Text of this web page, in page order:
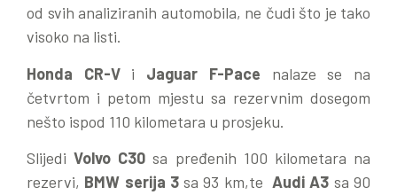
od svih analiziranih automobila, ne čudi što je tako
visoko na listi.
Honda CR-Vi Jaguar F-Pace nalaze se na
četvrtom i petom mjestu sa rezervnim dosegom
nešto ispod 110 kilometara u prosjeku.
SlijediVolvo C30 sa pređenih 100 kilometara na
rezervi, BMW serija 3sa 93 km,te Audi A3 sa 90